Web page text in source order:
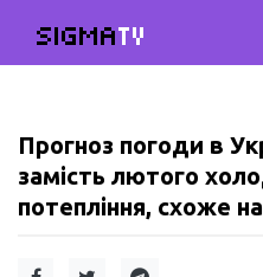
SIGMATV
Прогноз погоди в
замість лютого
потепління, схоже